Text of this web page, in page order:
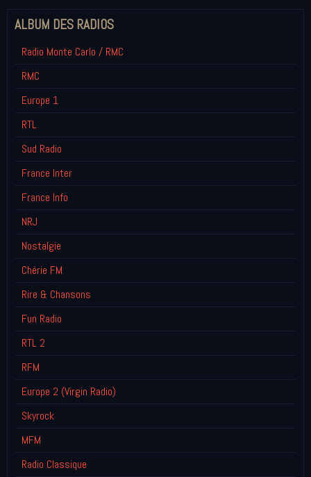
ALBUM DES RADIOS
Radio Monte Carlo / RMC
RMC
Europe 1
RTL
Sud Radio
France Inter
France Info
NRJ
Nostalgie
Chérie FM
Rire & Chansons
Fun Radio
RTL 2
RFM
Europe 2 (Virgin Radio)
Skyrock
MFM
Radio Classique